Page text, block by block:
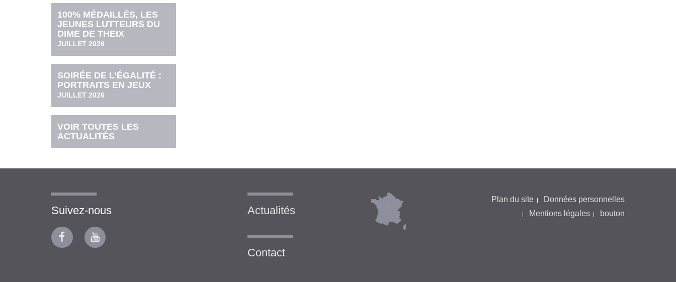
100% MÉDAILLÉS, LES
JEUNES LUTTEURS DU
DIME DE THEIX
JUILLET 2026
SOIRÉE DE L’ÉGALITÉ :
PORTRAITS EN JEUX
JUILLET 2026
VOIR TOUTES LES
ACTUALITÉS
Suivez-nous Actualités
Contact
Plan du site
Données personnelles
Mentions légales
bouton